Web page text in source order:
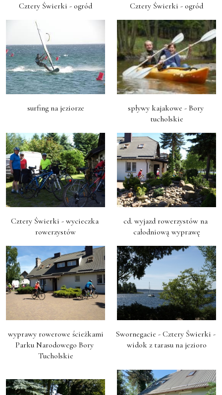
Cztery Świerki - ogród Cztery Świerki - ogród
surfing na jeziorze
spływy kajakowe - Bory
tucholskie
Cztery Świerki - wycieczka
rowerzystów
cd. wyjazd rowerzystów na
całodniową wyprawę
Parku Narodowego Bory
Tucholskie
Swornegacie - Cztery Świerki -
widok z tarasu na jezioro